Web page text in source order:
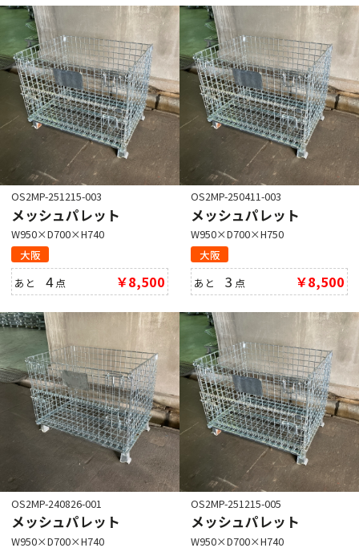
OS2MP-251215-003
メッシュパレット
W950×D700×H740
大阪
あと4点 ￥8,500
OS2MP-250411-003
メッシュパレット
W950×D700×H750
大阪
あと3 点 ￥8,500
OS2MP-240826-001
メッシュパレット
W950×D700×H740
OS2MP-251215-005
メッシュパレット
W950×D700×H740